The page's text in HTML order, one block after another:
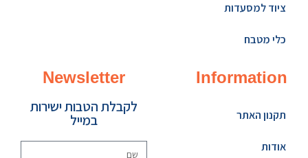
ציוד למסעדות
כלי מטבח
Information
תקנון האתר
אודות
Newsletter
לקבלת הטבות ישירות
במייל